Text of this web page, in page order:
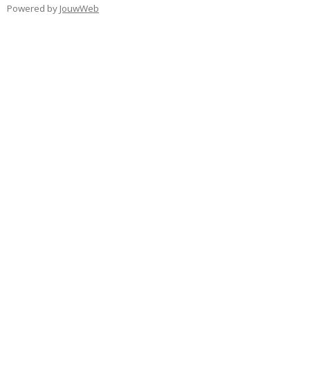
Powered by JouwWeb